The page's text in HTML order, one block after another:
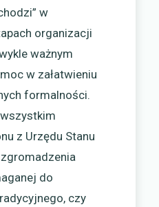
w
organizacji
ważnym
w załatwieniu
formalności.
z Urzędu Stanu
do
czy